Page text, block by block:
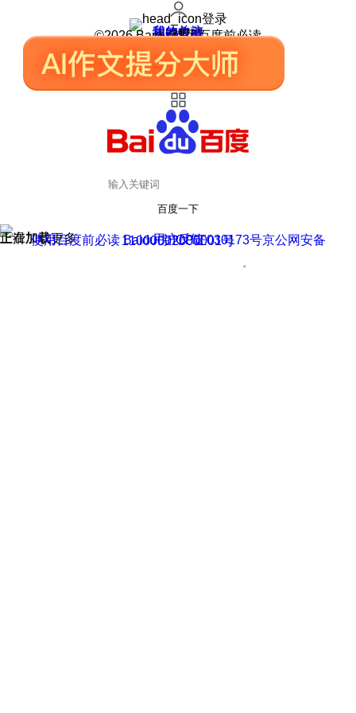
登录
我的关注
我的收藏
皮肤中心
用户反馈
设置
©2026 Baidu 使用百度前必读
百度一下
正在加载
上滑加载更多 用户反馈
使用百度前必读 Baidu 京ICP证030173号
京公网安备11000002000001号